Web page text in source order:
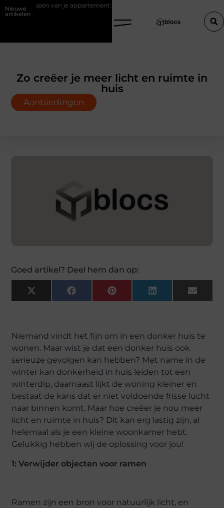
Nieuwe
artikelen
zonder makelaar Een houten trap op maat zonder
Zo creëer je meer licht en ruimte in
huis
Aanbiedingen
Goed artikel? Deel hem dan op:
X
(Twitter)
FacebookPinterestLinkedInEmail
Niemand vindt het fijn om in een donker huis te
wonen. Maar wist je dat een donker huis ook
serieuze gevolgen kan hebben? Met name in de
winter kan donkerheid in huis leiden tot een
winterdip, daarnaast lijkt de woning kleiner en
bestaat de kans dat er niet voldoende frisse lucht
naar binnen komt. Maar hoe creëer je nou meer
licht en ruimte in huis? Dit kan erg lastig zijn, al
helemaal als je een kleine woonkamer hebt.
Gelukkig hebben wij de oplossing voor jou!
1: Verwijder objecten voor ramen
Ramen zijn een bron voor natuurlijk licht, en